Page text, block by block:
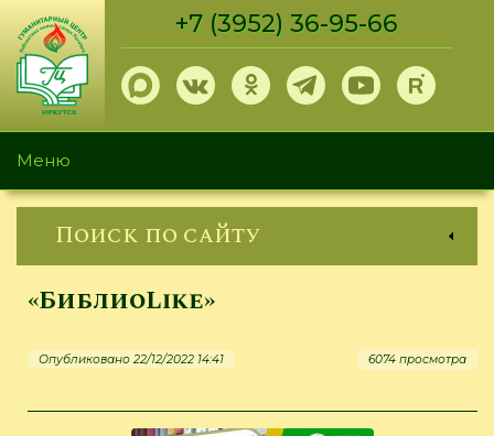
Перейти
основному
содержанию
+7 (3952) 36-95-66
Меню
Поиск по сайту
«БиблиоLike»
Опубликовано 22/12/2022 14:41 6074 просмотра